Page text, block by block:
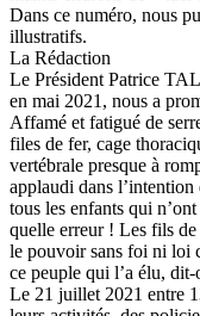
Dans ce numéro, nous
illustratifs.
La Rédaction
Le Président Patrice
en mai 2021, nous a
Affamé et fatigué de
files de fer, cage
vertébrale presque à
applaudi dans
tous les enfants qui
quelle erreur ! Les fils de
le pouvoir sans foi ni loi
ce peuple qui l’a élu,
Le 21 juillet 2021 entre